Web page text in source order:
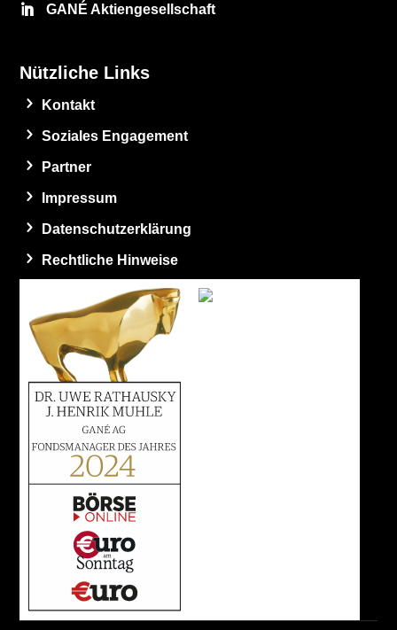
GANÉ Aktiengesellschaft
Nützliche Links
Kontakt
Soziales Engagement
Partner
Impressum
Datenschutzerklärung
Rechtliche Hinweise